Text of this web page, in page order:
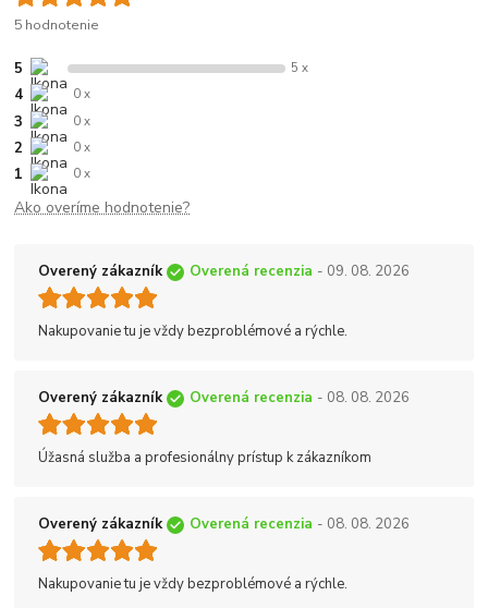
5 hodnotenie
5 5 x
4 0 x
3 0 x
2 0 x
1 0 x
Ako overíme hodnotenie?
Overený zákazník Overená recenzia - 09. 08. 2026
Nakupovanie tu je vždy bezproblémové a rýchle.
Overený zákazník Overená recenzia - 08. 08. 2026
Úžasná služba a profesionálny prístup k zákazníkom
Overený zákazník Overená recenzia - 08. 08. 2026
Nakupovanie tu je vždy bezproblémové a rýchle.